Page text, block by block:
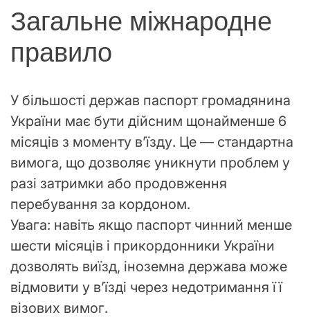
Загальне міжнародне
правило
У більшості держав паспорт громадянина
України має бути дійсним щонайменше 6
місяців з моменту в’їзду. Це — стандартна
вимога, що дозволяє уникнути проблем у
разі затримки або продовження
перебування за кордоном.
Увага: навіть якщо паспорт чинний менше
шести місяців і прикордонники України
дозволять виїзд, іноземна держава може
відмовити у в’їзді через недотримання її
візових вимог.